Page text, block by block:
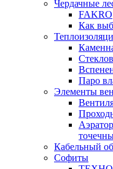
Чердачные
FAKRO
Как
Паро
Элементы
Кабельный
Софиты